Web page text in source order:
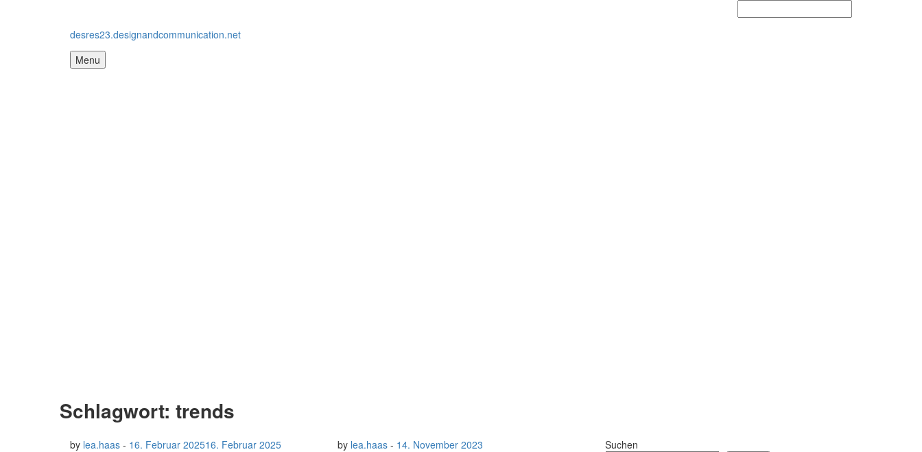
desres23.designandcommunication.net
Menu
Schlagwort: trends
by lea.haas - 16. Februar 202516. Februar 2025 by lea.haas - 14. November 2023
Suchen